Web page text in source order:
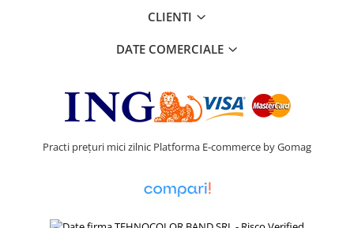
CLIENTI
DATE COMERCIALE
Practi prețuri mici zilnic Platforma E-commerce by Gomag